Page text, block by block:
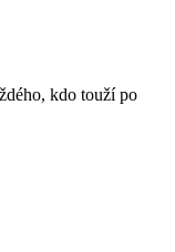
kdo touží po